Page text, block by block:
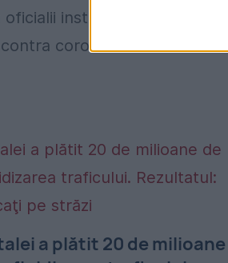
instituției. 200 de
coronavirusului...
a plătit 20 de milioane